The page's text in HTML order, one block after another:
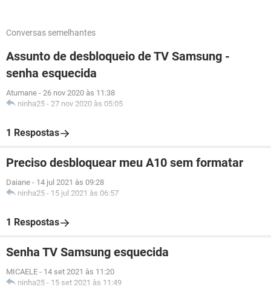
Conversas semelhantes
Assunto de desbloqueio de TV Samsung -
senha esquecida
Atumane - 26 nov 2020 às 11:38
ninha25 - 27 nov 2020 às 05:05
1 Respostas
Preciso desbloquear meu A10 sem formatar
Daiane - 14 jul 2021 às 09:28
ninha25 - 15 jul 2021 às 06:57
1 Respostas
Senha TV Samsung esquecida
MICAELE - 14 set 2021 às 11:20
ninha25 - 15 set 2021 às 11:49